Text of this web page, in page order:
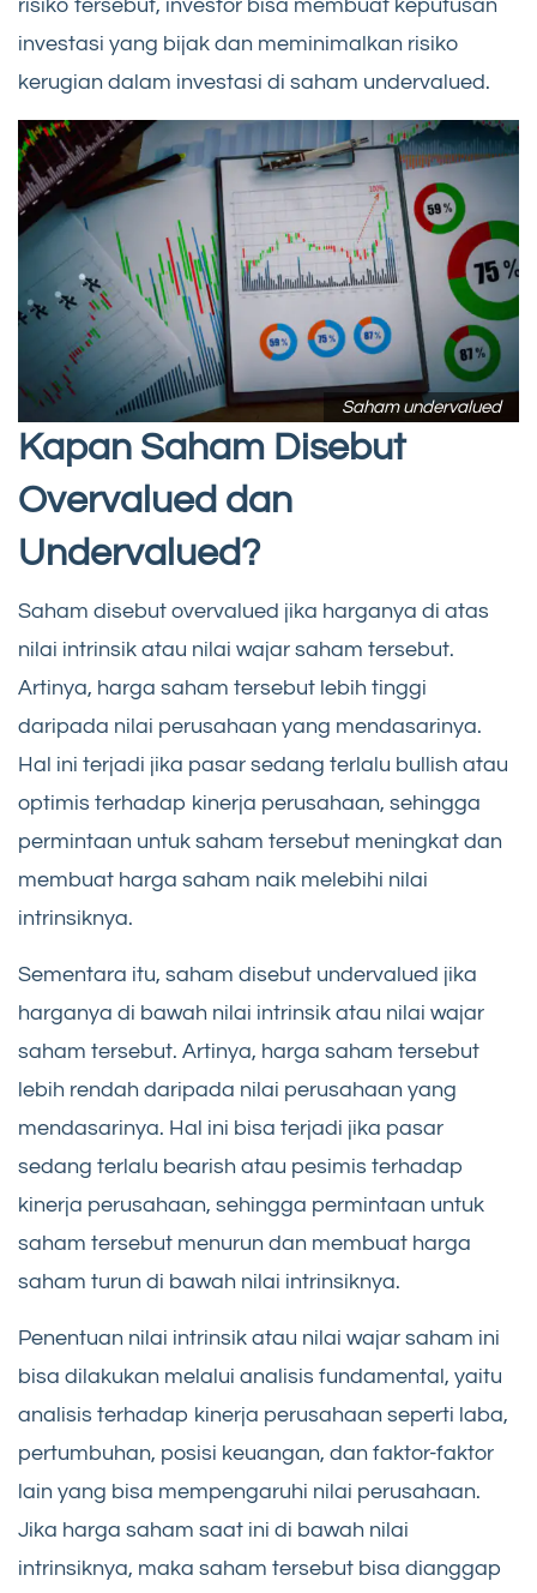
risiko tersebut, investor bisa membuat keputusan
investasi yang bijak dan meminimalkan risiko
kerugian dalam investasi di saham undervalued.
Saham undervalued
Kapan Saham Disebut
Overvalued dan
Undervalued?
Saham disebut overvalued jika harganya di atas
nilai intrinsik atau nilai wajar saham tersebut.
Artinya, harga saham tersebut lebih tinggi
daripada nilai perusahaan yang mendasarinya.
Hal ini terjadi jika pasar sedang terlalu bullish atau
optimis terhadap kinerja perusahaan, sehingga
permintaan untuk saham tersebut meningkat dan
membuat harga saham naik melebihi nilai
intrinsiknya.
Sementara itu, saham disebut undervalued jika
harganya di bawah nilai intrinsik atau nilai wajar
saham tersebut. Artinya, harga saham tersebut
lebih rendah daripada nilai perusahaan yang
mendasarinya. Hal ini bisa terjadi jika pasar
sedang terlalu bearish atau pesimis terhadap
kinerja perusahaan, sehingga permintaan untuk
saham tersebut menurun dan membuat harga
saham turun di bawah nilai intrinsiknya.
Penentuan nilai intrinsik atau nilai wajar saham ini
bisa dilakukan melalui analisis fundamental, yaitu
analisis terhadap kinerja perusahaan seperti laba,
pertumbuhan, posisi keuangan, dan faktor-faktor
lain yang bisa mempengaruhi nilai perusahaan.
Jika harga saham saat ini di bawah nilai
intrinsiknya, maka saham tersebut bisa dianggap